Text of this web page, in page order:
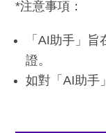
*注意事項：
「AI助手」
證。
如對「AI助手